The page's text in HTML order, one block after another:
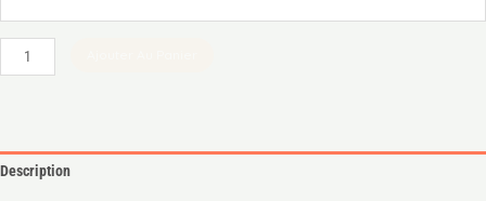
Description